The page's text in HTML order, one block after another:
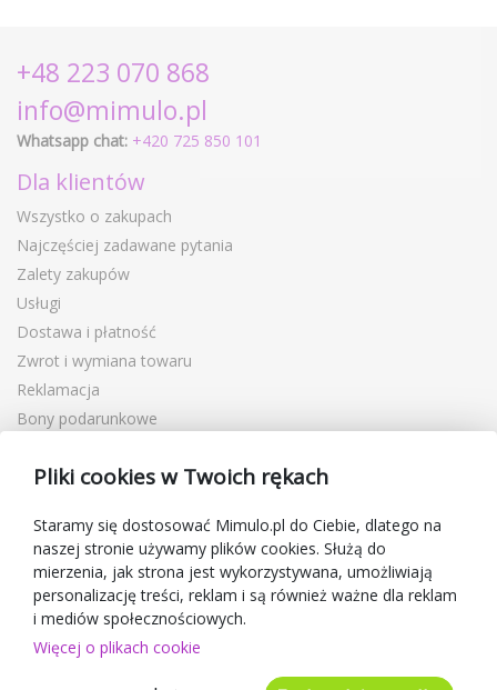
+48 223 070 868
info@mimulo.pl
Whatsapp chat: +420 725 850 101
Dla klientów
Wszystko o zakupach
Najczęściej zadawane pytania
Zalety zakupów
Usługi
Dostawa i płatność
Zwrot i wymiana towaru
Reklamacja
Bony podarunkowe
Blog
O sprzedawcy
Mimulo.pl
Regulamin sklepu
Ochrona danych osobowych GDPR
Kontakty
Pliki cookies w Twoich rękach
Staramy się dostosować Mimulo.pl do Ciebie, dlatego na
naszej stronie używamy plików cookies. Służą do
mierzenia, jak strona jest wykorzystywana, umożliwiają
personalizację treści, reklam i są również ważne dla reklam
i mediów społecznościowych.
Więcej o plikach cookie